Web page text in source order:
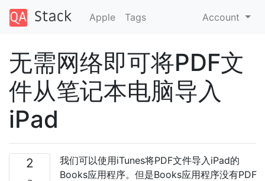
Apple Tags Account
无需网络即可将PDF文
件从笔记本电脑导入
iPad
2
我们可以使用iTunes将PDF文件导入iPad的
Books应用程序。但是Books应用程序没有PDF